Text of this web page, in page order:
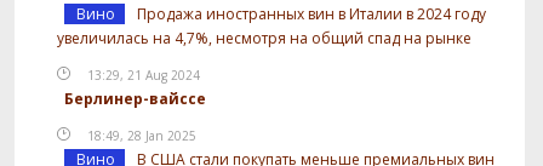
Вино
Продажа иностранных вин в Италии в 2024 году
увеличилась на 4,7%, несмотря на общий спад на рынке
13:29, 21 Aug 2024
Берлинер-вайссе
18:49, 28 Jan 2025
Вино В США стали покупать меньше премиальных вин